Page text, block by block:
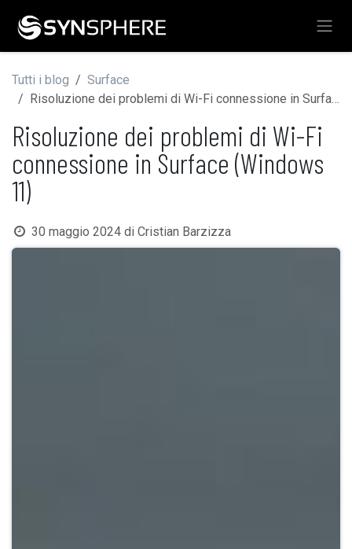
Tutti i blog
Surface
Risoluzione dei problemi di Wi-Fi connessione in Surface (Windows 11)
Risoluzione dei problemi di Wi-Fi
connessione in Surface (Windows
11)
30 maggio 2024 di Cristian Barzizza